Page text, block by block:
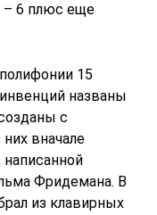
– 6 плюс еще
15
названы
с
вначале
Фридемана. В
из клавирных